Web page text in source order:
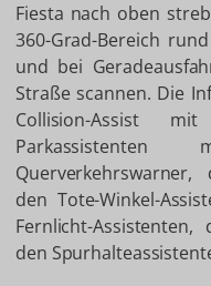
Fiesta nach oben
360-Grad-Bereich
und bei
Straße scannen. Die
Collision-Assist mit
Querverkehrswarner,
den Tote-Winkel-
Fernlicht-
den